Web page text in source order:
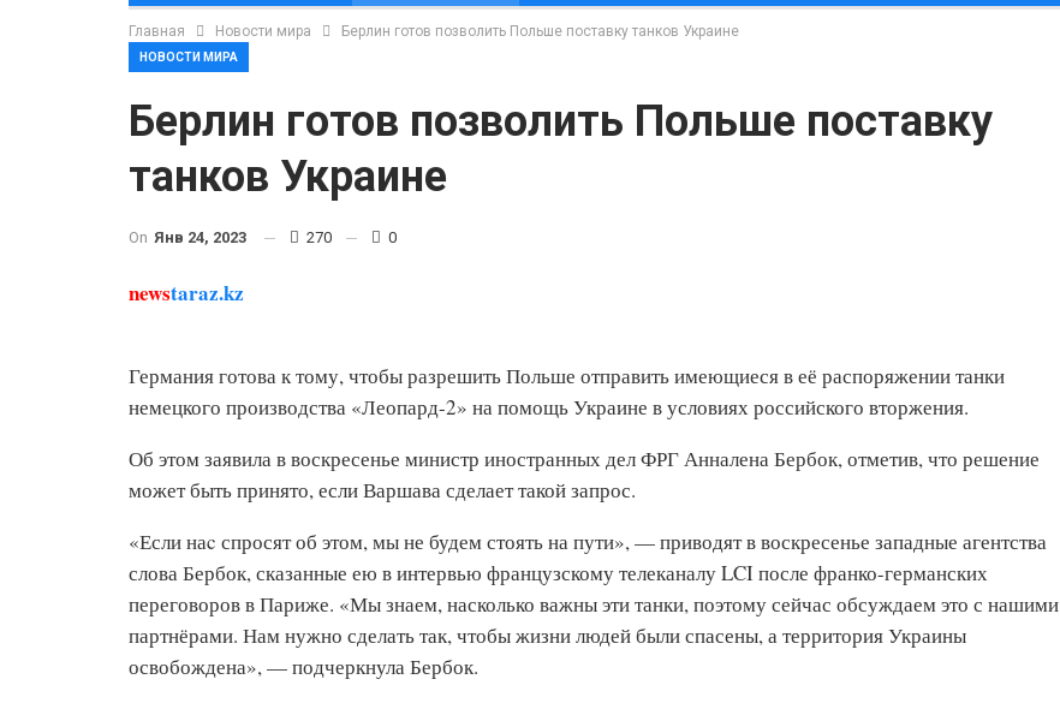
Главная Новости мира Берлин готов позволить Польше поставку танков Украине
НОВОСТИ МИРА
Берлин готов позволить Польше поставку
танков Украине
On Янв 24, 2023 270 0
newstaraz.kz
Германия готова к тому, чтобы разрешить Польше отправить имеющиеся в её распоряжении танки
немецкого производства «Леопард-2» на помощь Украине в условиях российского вторжения.
Об этом заявила в воскресенье министр иностранных дел ФРГ Анналена Бербок, отметив, что решение
может быть принято, если Варшава сделает такой запрос.
«Если наc спросят об этом, мы не будем стоять на пути», — приводят в воскресенье западные агентства
слова Бербок, сказанные ею в интервью французскому телеканалу LCI после франко-германских
переговоров в Париже. «Мы знаем, насколько важны эти танки, поэтому сейчас обсуждаем это с нашими
партнёрами. Нам нужно сделать так, чтобы жизни людей были спасены, а территория Украины
освобождена», — подчеркнула Бербок.